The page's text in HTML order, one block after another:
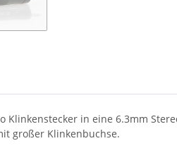
Klinkenstecker in eine 6.3mm
großer Klinkenbuchse.